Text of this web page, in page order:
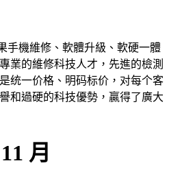
手機維修、軟體升級、軟硬一體
業的維修科技人才，先進的檢測
统一价格、明码标价，对每个客
和過硬的科技優勢，贏得了廣大
月